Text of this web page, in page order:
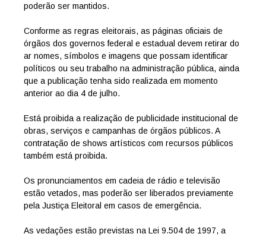
poderão ser mantidos.
Conforme as regras eleitorais, as páginas oficiais de
órgãos dos governos federal e estadual devem retirar do
ar nomes, símbolos e imagens que possam identificar
políticos ou seu trabalho na administração pública, ainda
que a publicação tenha sido realizada em momento
anterior ao dia 4 de julho.
Está proibida a realização de publicidade institucional de
obras, serviços e campanhas de órgãos públicos. A
contratação de shows artísticos com recursos públicos
também está proibida.
Os pronunciamentos em cadeia de rádio e televisão
estão vetados, mas poderão ser liberados previamente
pela Justiça Eleitoral em casos de emergência.
As vedações estão previstas na Lei 9.504 de 1997, a